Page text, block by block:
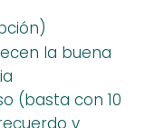
la buena
(basta con 10
y